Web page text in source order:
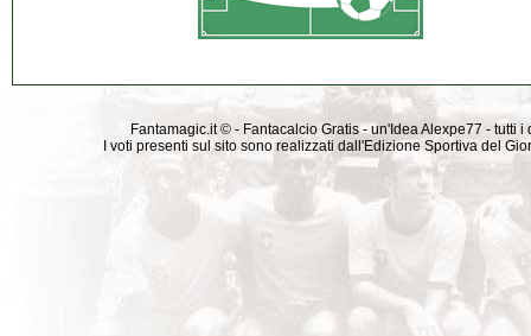
Fantamagic.it © - Fantacalcio Gratis - un'Idea Alexpe77 -
I voti presenti sul sito sono realizzati dall'Edizione Sportiva del